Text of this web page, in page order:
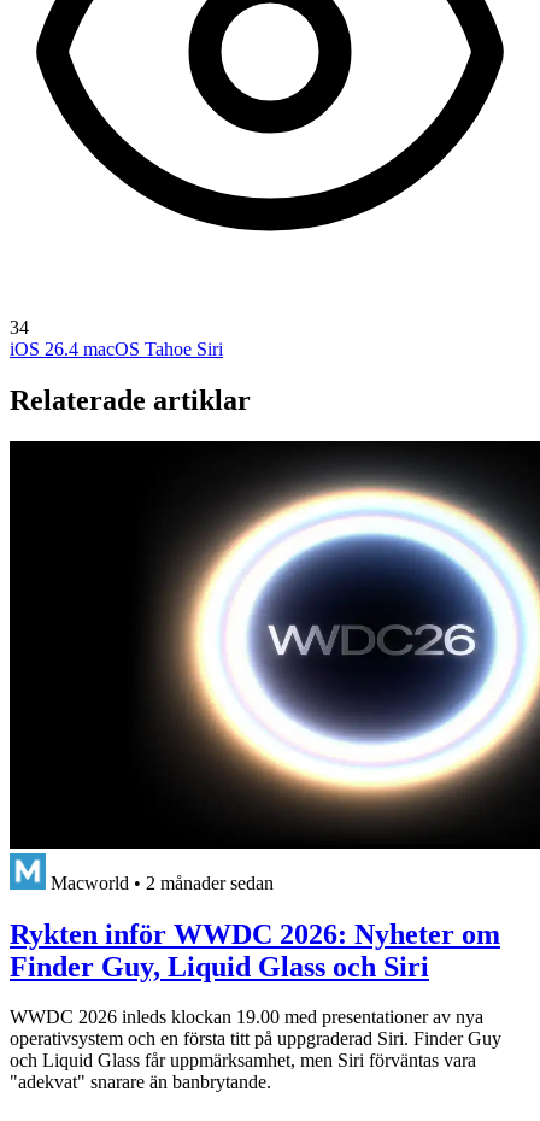
34
iOS 26.4 macOS Tahoe Siri
Relaterade artiklar
Macworld • 2 månader sedan
Rykten inför WWDC 2026: Nyheter om
Finder Guy, Liquid Glass och Siri
WWDC 2026 inleds klockan 19.00 med presentationer av nya
operativsystem och en första titt på uppgraderad Siri. Finder Guy
och Liquid Glass får uppmärksamhet, men Siri förväntas vara
"adekvat" snarare än banbrytande.